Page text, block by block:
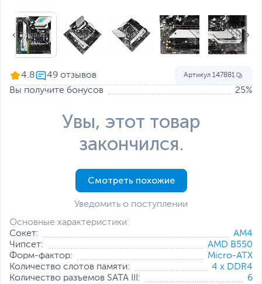
Основные характеристики:
Сокет:
AM4
Чипсет:
AMD B550
Форм-фактор:
Micro-ATX
Количество слотов памяти:
4 x DDR4
Количество разъемов SATA III:
6
4.8 Артикул 147881
Вы получите бонусов 25%
Увы, этот товар
закончился.
Смотреть похожие
Уведомить о поступлении